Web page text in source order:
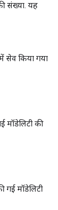
संख्या. यह
सेव किया गया
मॉडेलिटी की
गई मॉडेलिटी